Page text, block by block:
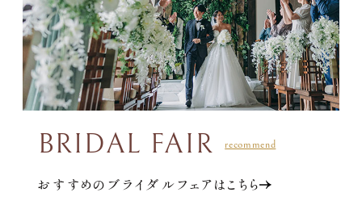
BRIDAL FAIR
おすすめのブライダルフェアはこちら